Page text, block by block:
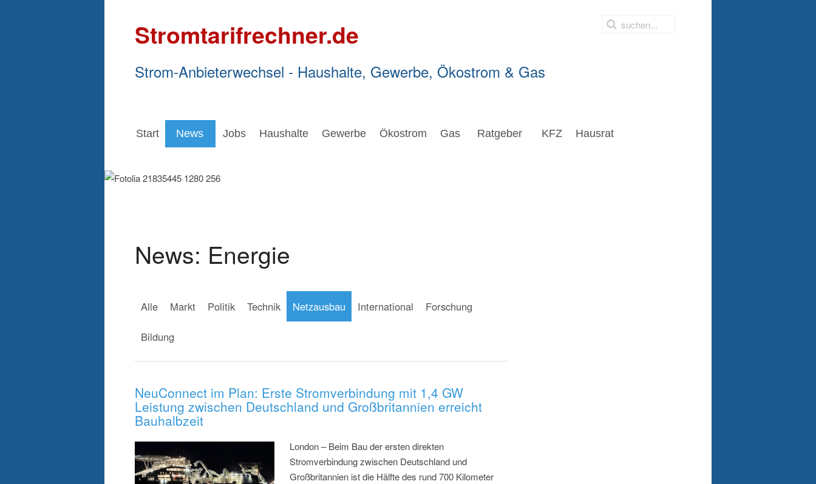
Stromtarifrechner.de
Strom-Anbieterwechsel - Haushalte, Gewerbe, Ökostrom & Gas
Start News Jobs Haushalte Gewerbe Ökostrom Gas Ratgeber KFZ Hausrat
News: Energie
Alle Markt Politik Technik Netzausbau International Forschung
Bildung
NeuConnect im Plan: Erste Stromverbindung mit 1,4 GW
Leistung zwischen Deutschland und Großbritannien erreicht
Bauhalbzeit
London – Beim Bau der ersten direkten
Stromverbindung zwischen Deutschland und
Großbritannien ist die Hälfte des rund 700 Kilometer